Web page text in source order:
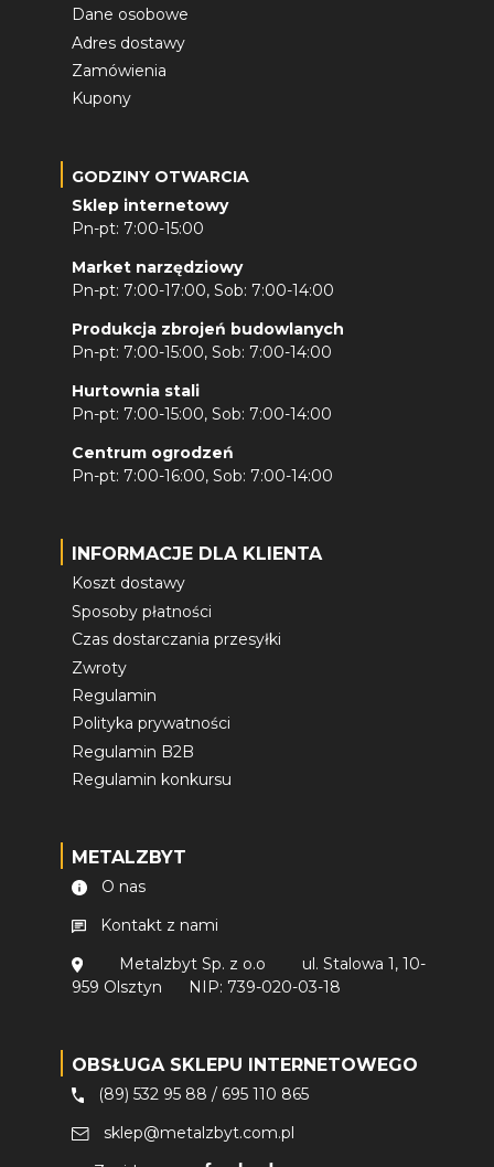
Dane osobowe
Adres dostawy
Zamówienia
Kupony
GODZINY OTWARCIA
Sklep internetowy
Pn-pt: 7:00-15:00
Market narzędziowy
Pn-pt: 7:00-17:00, Sob: 7:00-14:00
Produkcja zbrojeń budowlanych
Pn-pt: 7:00-15:00, Sob: 7:00-14:00
Hurtownia stali
Pn-pt: 7:00-15:00, Sob: 7:00-14:00
Centrum ogrodzeń
Pn-pt: 7:00-16:00, Sob: 7:00-14:00
INFORMACJE DLA KLIENTA
Koszt dostawy
Sposoby płatności
Czas dostarczania przesyłki
Zwroty
Regulamin
Polityka prywatności
Regulamin B2B
Regulamin konkursu
METALZBYT
O nas
Kontakt z nami
Metalzbyt Sp. z o.o
ul. Stalowa 1, 10-
959 Olsztyn
NIP: 739-020-03-18
OBSŁUGA SKLEPU INTERNETOWEGO
(89) 532 95 88 / 695 110 865
sklep@metalzbyt.com.pl